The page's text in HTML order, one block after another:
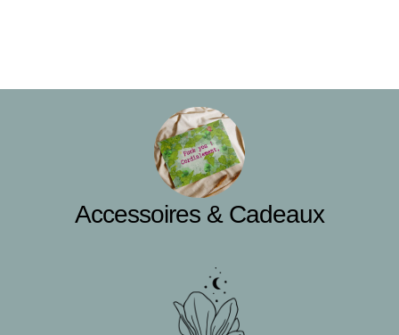
Accessoires & Cadeaux